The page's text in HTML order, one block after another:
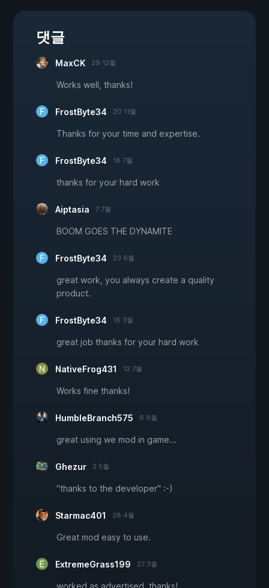
댓글
MaxCK 29 12월
Works well, thanks!
FrostByte34 20 11월
Thanks for your time and expertise.
FrostByte34 18 7월
thanks for your hard work
Aiptasia 7 7월
BOOM GOES THE DYNAMITE
FrostByte34 23 6월
great work, you always create a quality
product.
FrostByte34 16 3월
great job thanks for your hard work
NativeFrog431 12 7월
Works fine thanks!
HumbleBranch575 6 6월
great using we mod in game...
Ghezur 2 5월
"thanks to the developer" :-)
Starmac401 28 4월
Great mod easy to use.
ExtremeGrass199 27 3월